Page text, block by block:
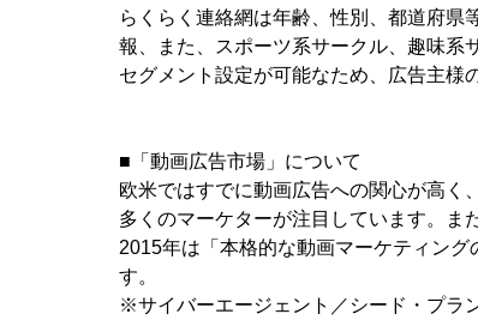
らくらく連絡網は年齢、性別、都道府県
報、また、スポーツ系サークル、趣味系
セグメント設定が可能なため、広告主様
■「動画広告市場」について
欧米ではすでに動画広告への関心が高く
多くのマーケターが注目しています。ま
2015年は「本格的な動画マーケティン
す。
※サイバーエージェント／シード・プラ